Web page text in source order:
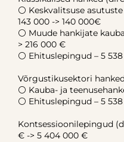
⚪ Keskvalitsuse
143 000 -> 140 000€
⚪ Muude hankijate
> 216 000 €
⚪ Ehituslepingud – 5
Võrgustikusektori
⚪ Kauba- ja
⚪ Ehituslepingud – 5
Kontsessioonilepingud
€ -> 5 404 000 €